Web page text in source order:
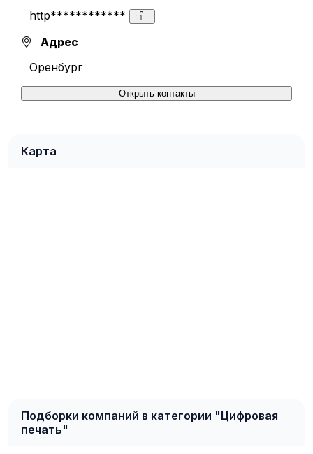
http************
Адрес
Оренбург
Открыть контакты
Карта
Подборки компаний в категории "Цифровая
печать"